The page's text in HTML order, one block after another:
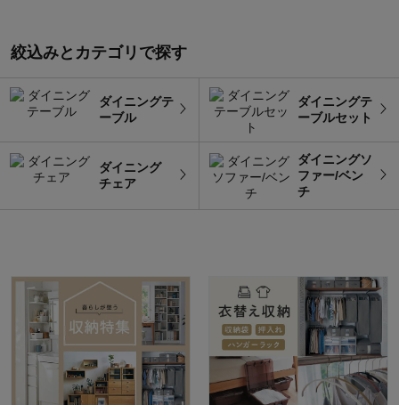
絞込みとカテゴリで探す
ダイニングテ
ーブル
ダイニングテ
ーブルセット
ダイニング
チェア
ダイニングソ
ファー/ベン
チ